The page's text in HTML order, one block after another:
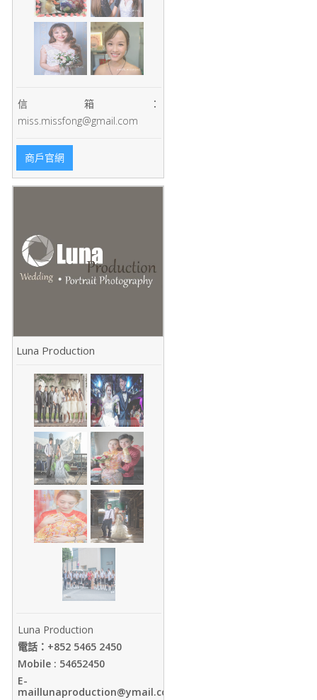
信箱：
miss.missfong@gmail.com
商戶官網
Luna Production
Luna Production
電話：+852 5465 2450
Mobile : 54652450
E-
maillunaproduction@ymail.com